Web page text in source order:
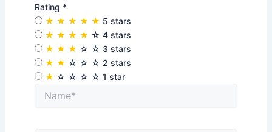
Rating *
★ ★ ★ ★ ★ 5 stars
★ ★ ★ ★ ☆ 4 stars
★ ★ ★ ☆ ☆ 3 stars
★ ★ ☆ ☆ ☆ 2 stars
★ ☆ ☆ ☆ ☆ 1 star